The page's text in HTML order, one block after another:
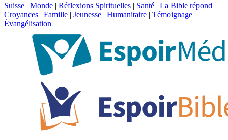
Suisse | Monde | Réflexions Spirituelles | Santé | La Bible répond |
Croyances | Famille | Jeunesse | Humanitaire | Témoignage |
Évangélisation